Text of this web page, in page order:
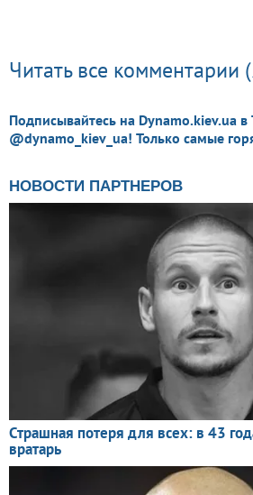
Читать все комментарии
Подписывайтесь на Dynamo.kiev.ua в
@dynamo_kiev_ua! Только самые